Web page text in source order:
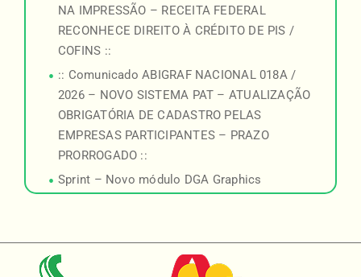
NA IMPRESSÃO – RECEITA FEDERAL
RECONHECE DIREITO À CRÉDITO DE PIS /
COFINS ::
:: Comunicado ABIGRAF NACIONAL 018A /
2026 – NOVO SISTEMA PAT – ATUALIZAÇÃO
OBRIGATÓRIA DE CADASTRO PELAS
EMPRESAS PARTICIPANTES – PRAZO
PRORROGADO ::
Sprint – Novo módulo DGA Graphics